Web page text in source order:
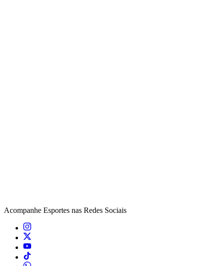
Acompanhe Esportes nas Redes Sociais